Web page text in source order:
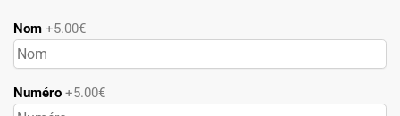
Nom +5.00€
Numéro +5.00€